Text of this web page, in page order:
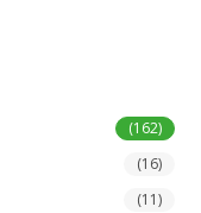
(162)
(16)
(11)